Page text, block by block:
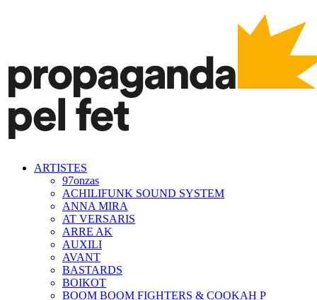
ARTISTES
97onzas
ACHILIFUNK SOUND SYSTEM
ANNA MIRA
AT VERSARIS
ARRE AK
AUXILI
AVANT
BASTARDS
BOIKOT
BOOM BOOM FIGHTERS & COOKAH P